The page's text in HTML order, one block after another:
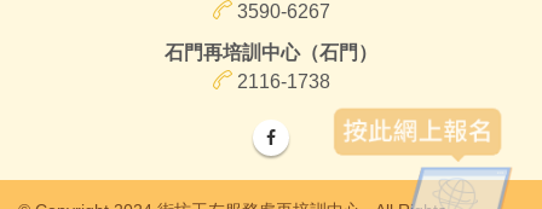
3590-6267
石門再培訓中心（石門）
2116-1738